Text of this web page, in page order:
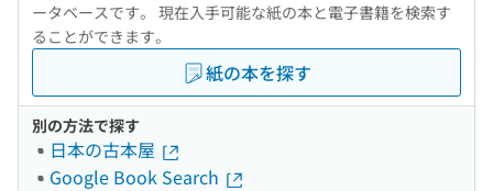
ータベースです。 現在入手可能な紙の本と電子書籍を検索す
ることができます。
紙の本を探す
別の方法で探す
日本の古本屋
Google Book Search